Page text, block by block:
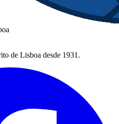
de Lisboa desde 1931.